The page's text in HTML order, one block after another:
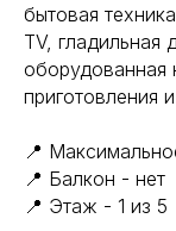
бытовая
ТV, гладильная
оборудованная
приготовления
📍
📍 Балкон - нет
📍 Этаж - 1 из 5